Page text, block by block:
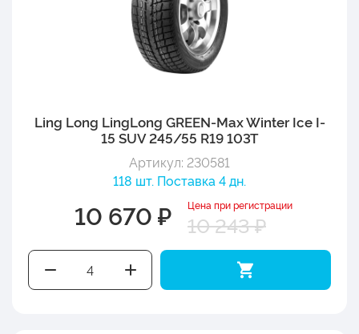
Ling Long LingLong GREEN-Max Winter Ice I-
15 SUV 245/55 R19 103T
Артикул: 230581
118 шт. Поставка 4 дн.
10 670 ₽ Цена при регистрации
10 243 ₽